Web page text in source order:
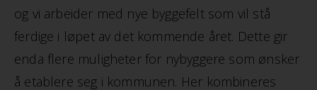
og vi arbeider med nye byggefelt som vil stå
ferdige i løpet av det kommende året. Dette gir
enda flere muligheter for nybyggere som ønsker
å etablere seg i kommunen. Her kombineres